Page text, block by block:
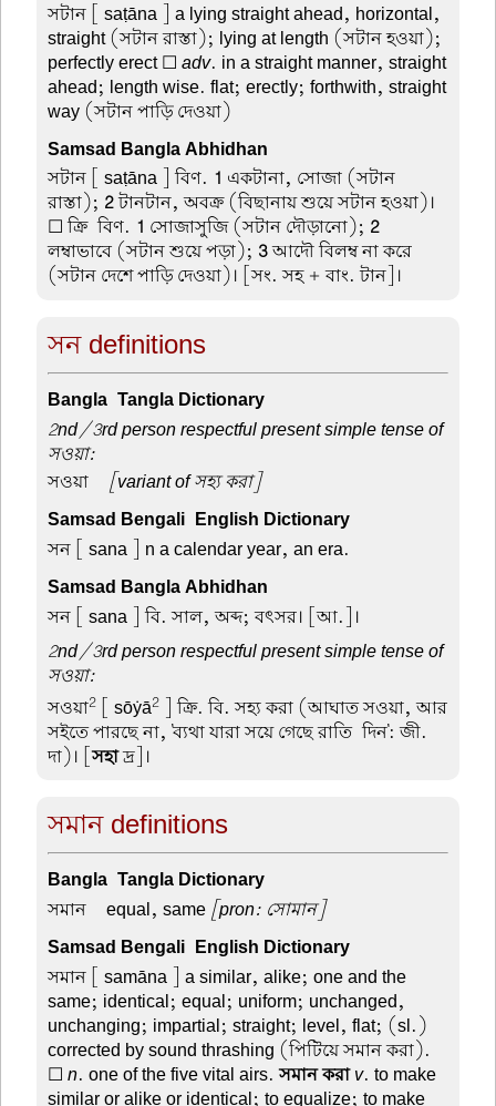
সটান [ saṭāna ] a lying straight ahead, horizontal,
straight (সটান রাস্তা); lying at length (সটান হওয়া);
perfectly erect ☐adv. in a straight manner, straight
ahead; length wise. flat; erectly; forthwith, straight
way (সটান পাড়ি দেওয়া)
Samsad Bangla Abhidhan
সটান [ saṭāna ] বিণ. 1 একটানা, সোজা (সটান
রাস্তা); 2টানটান, অবক্র (বিছানায় শুয়ে সটান হওয়া)।
☐ ক্রি-বিণ. 1 সোজাসুজি (সটান দৌড়ানো); 2
লম্বাভাবে (সটান শুয়ে পড়া); 3আদৌ বিলম্ব না করে
(সটান দেশে পাড়ি দেওয়া)। [সং. সহ + বাং. টান]।
সন definitions
Bangla-Tangla Dictionary
2nd/3rd person respectful present simple tense of
সওয়া:
সওয়া
[variant of সহ্য করা]
Samsad Bengali-English Dictionary
সন [ sana ] n a calendar year, an era.
Samsad Bangla Abhidhan
সন [ sana ] বি. সাল, অব্দ; বৎসর। [আ.]।
2nd/3rd person respectful present simple tense of
সওয়া:
সওয়া2 [ sōẏā2
] ক্রি. বি. সহ্য করা (আঘাত সওয়া, আর
সইতে পারছে না, 'ব্যথা যারা সয়ে গেছে রাতি-দিন': জী.
দা)। [সহাদ্র]।
সমান definitions
Bangla-Tangla Dictionary
সমান –equal, same [pron: সোমান]
Samsad Bengali-English Dictionary
সমান [ samāna ] a similar, alike; one and the
same; identical; equal; uniform; unchanged,
unchanging; impartial; straight; level, flat; (sl.)
corrected by sound thrashing (পিটিয়ে সমান করা).
☐n. one of the five vital airs.সমান করা v. to make
similar or alike or identical; to equalize; to make